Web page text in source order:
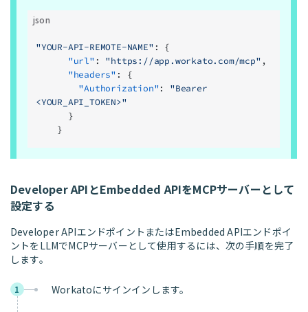
json
"YOUR-API-REMOTE-NAME" : {
      "url"
: "https://app.workato.com/mcp" ,
      "headers"
: {
        "Authorization"
: "Bearer
<YOUR_API_TOKEN>"
      }
    }
Developer APIとEmbedded APIをMCPサーバーとして
設定する
Developer APIエンドポイントまたはEmbedded APIエンドポイ
ントをLLMでMCPサーバーとして使用するには、次の手順を完了
します。
1 Workatoにサインインします。